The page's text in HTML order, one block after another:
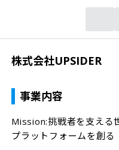
株式会社UPSIDER
事業内容
Mission:挑戦者を支える
プラットフォームを創る